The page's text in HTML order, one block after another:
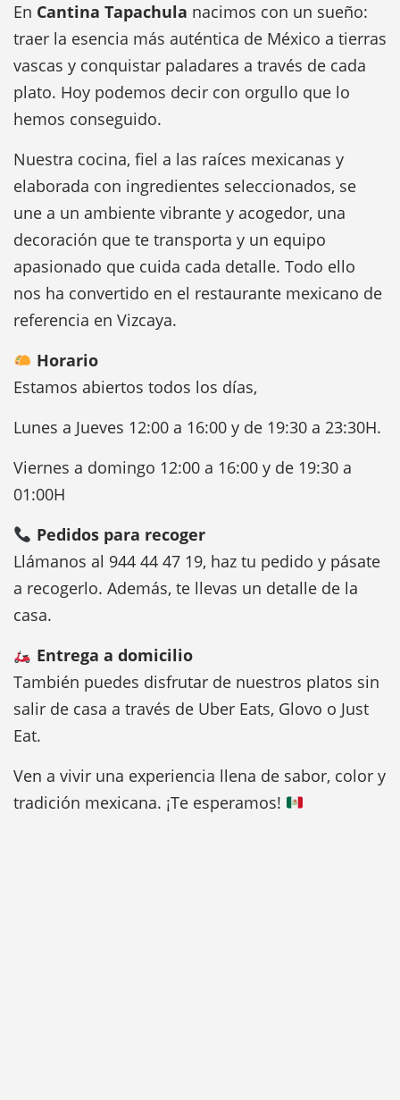
En Cantina Tapachula nacimos con un sueño:
traer la esencia más auténtica de México a tierras
vascas y conquistar paladares a través de cada
plato. Hoy podemos decir con orgullo que lo
hemos conseguido.
Nuestra cocina, fiel a las raíces mexicanas y
elaborada con ingredientes seleccionados, se
une a un ambiente vibrante y acogedor, una
decoración que te transporta y un equipo
apasionado que cuida cada detalle. Todo ello
nos ha convertido en el restaurante mexicano de
referencia en Vizcaya.
Horario
Estamos abiertos todos los días,
Lunes a Jueves 12:00 a 16:00 y de 19:30 a 23:30H.
Viernes a domingo 12:00 a 16:00 y de 19:30 a
01:00H
Pedidos para recoger
Llámanos al 944 44 47 19, haz tu pedido y pásate
a recogerlo. Además, te llevas un detalle de la
casa.
Entrega a domicilio
También puedes disfrutar de nuestros platos sin
salir de casa a través de Uber Eats, Glovo o Just
Eat.
Ven a vivir una experiencia llena de sabor, color y
tradición mexicana. ¡Te esperamos!